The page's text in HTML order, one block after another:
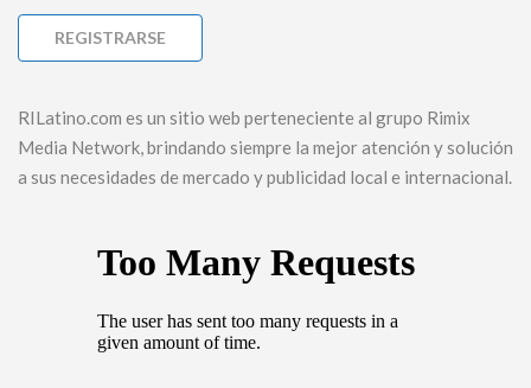
RILatino.com es un sitio web perteneciente al grupo Rimix
Media Network, brindando siempre la mejor atención y solución
a sus necesidades de mercado y publicidad local e internacional.